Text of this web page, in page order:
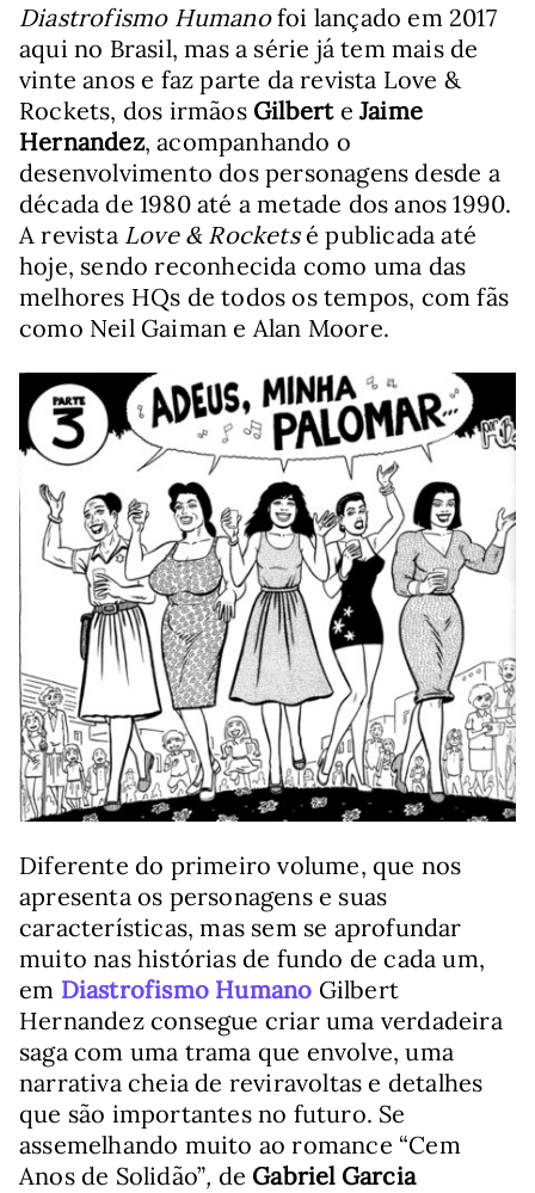
Diastrofismo Humanofoi lançado em 2017
aqui no Brasil, mas a série já tem mais de
vinte anos e faz parte da revista Love &
Rockets, dos irmãos GilberteJaime
Hernandez, acompanhando o
desenvolvimento dos personagens desde a
década de 1980 até a metade dos anos 1990.
A revista Love & Rocketsé publicada até
hoje, sendo reconhecida como uma das
melhores HQs de todos os tempos, com fãs
como Neil Gaiman e Alan Moore.
Diferente do primeiro volume, que nos
apresenta os personagens e suas
características, mas sem se aprofundar
muito nas histórias de fundo de cada um,
em Diastrofismo Humano Gilbert
Hernandez consegue criar uma verdadeira
saga com uma trama que envolve, uma
narrativa cheia de reviravoltas e detalhes
que são importantes no futuro. Se
assemelhando muito ao romance “Cem
Anos de Solidão”, de Gabriel Garcia